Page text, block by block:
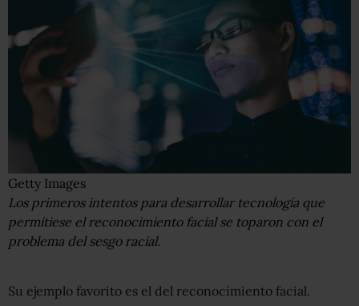
Getty Images
Los primeros intentos para desarrollar tecnología que
permitiese el reconocimiento facial se toparon con el
problema del sesgo racial.
Su ejemplo favorito es el del reconocimiento facial.